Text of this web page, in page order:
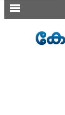
SECTIONS